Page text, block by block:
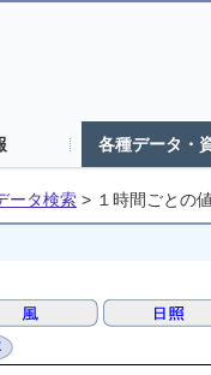
各種データ・
ータ検索 > １時間ごとの